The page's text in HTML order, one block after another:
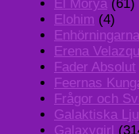
El Morya (61)
Elohim (4)
Erena
Fader Absolut
Feernas
Frågor och
Galaktiska
Galaxygirl